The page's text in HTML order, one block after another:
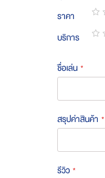
1
star
2345
ราคา
1
star
2345
บริการ
ชื่อเล่น
สรุปค่าสินค้า
รีวิว